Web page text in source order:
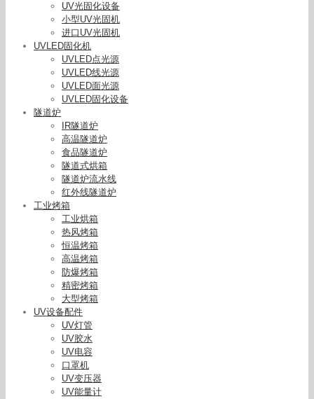
UV光固化设备
小型UV光固机
进口UV光固机
UVLED固化机
UVLED点光源
UVLED线光源
UVLED面光源
UVLED固化设备
隧道炉
IR隧道炉
高温隧道炉
食品隧道炉
隧道式烘箱
隧道炉流水线
红外线隧道炉
工业烤箱
工业烘箱
热风烤箱
恒温烤箱
高温烤箱
防爆烤箱
精密烤箱
大型烤箱
UV设备配件
UV灯管
UV胶水
UV电容
口罩机
UV变压器
UV能量计